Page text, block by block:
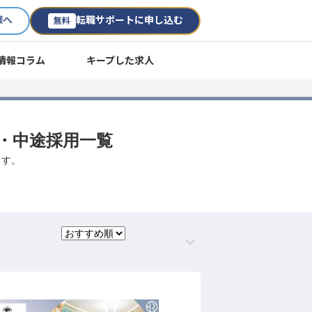
へ 無料 転職サポートに申し込む
報コラム キープした求人
中途採用一覧
。